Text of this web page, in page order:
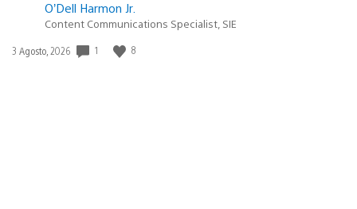
O’Dell Harmon Jr.
Content Communications Specialist, SIE
Data
3 Agosto, 2026 1 8